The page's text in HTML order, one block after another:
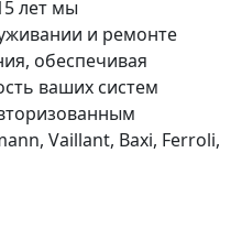
лет мы
и ремонте
обеспечивая
ваших систем
Vaillant, Baxi, Ferroli,